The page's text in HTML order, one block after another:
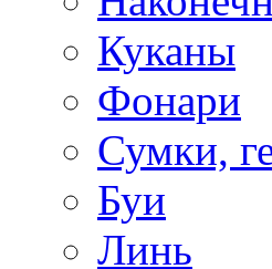
Куканы
Фонари
Сумки,
Буи
Линь